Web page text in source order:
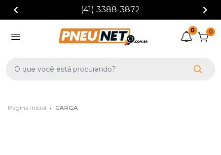
(41) 3388-3872
0 0
Página inicial • CARGA